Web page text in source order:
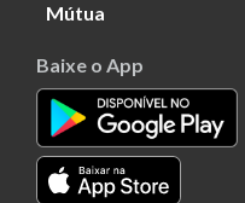
Mútua
Baixe o App